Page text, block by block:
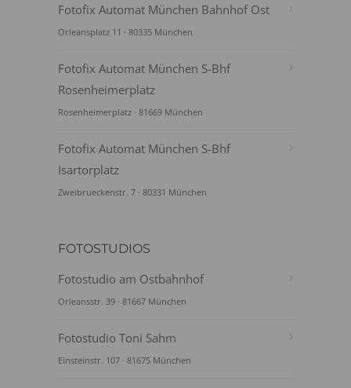
Fotofix Automat München Bahnhof Ost
Orleansplatz 11 · 80335 München
Fotofix Automat München S-Bhf
Rosenheimerplatz
Rosenheimerplatz · 81669 München
Fotofix Automat München S-Bhf
Isartorplatz
Zweibrueckenstr. 7 · 80331 München
FOTOSTUDIOS
Fotostudio am Ostbahnhof
Orleansstr. 39 · 81667 München
Fotostudio Toni Sahm
Einsteinstr. 107 · 81675 München